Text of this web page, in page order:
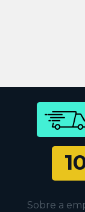
Sobre a